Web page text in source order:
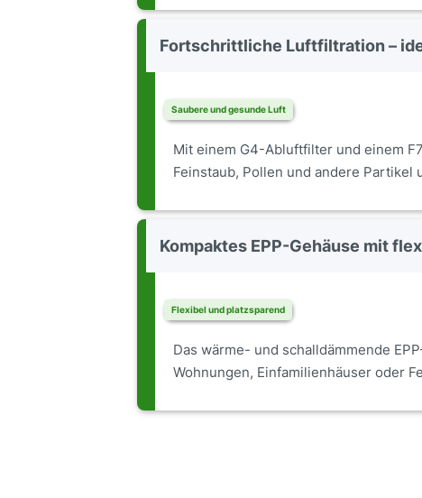
Fortschrittliche Luftfiltration –
Saubere und gesunde Luft
Mit einem G4-Abluftfilter und einem
Feinstaub, Pollen und andere
Kompaktes EPP-Gehäuse mit
Flexibel und platzsparend
Das wärme- und schalldämmende
Wohnungen, Einfamilienhäuser oder